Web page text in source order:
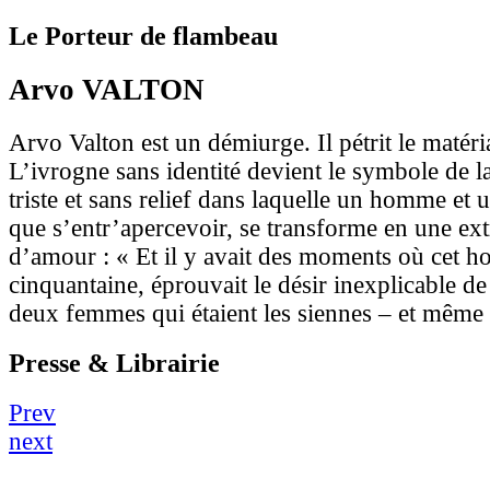
Le Porteur de flambeau
Arvo VALTON
Arvo Valton est un démiurge. Il pétrit le
L’ivrogne sans identité devient le symbole de
triste et sans relief dans laquelle un homme et
que s’entr’apercevoir, se transforme en une
d’amour : « Et il y avait des moments où cet
cinquantaine, éprouvait le désir inexplicable
deux femmes qui étaient les siennes – et
Presse & Librairie
Prev
next